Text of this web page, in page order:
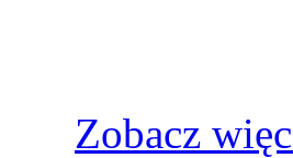
Zobacz